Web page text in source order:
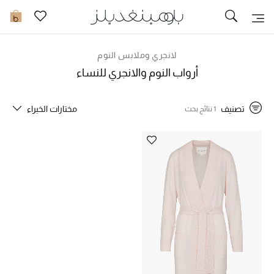
0 تخفيضات
مزيد من التخفيضات
الجمال
الأطفال
لانجري وملابس النوم
أرواب النوم والانجري للنساء
تصنيف 1 نتائج بحث مختارات الخبراء